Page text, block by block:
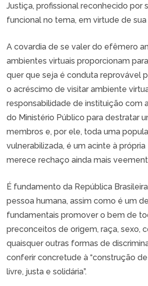
Justiça, profissional reconhecido por
funcional no tema, em virtude de
A covardia de se valer do efêmero
ambientes virtuais proporcionam
quer que seja é conduta reprovável
o acréscimo de visitar ambiente
responsabilidade de instituição com
do Ministério Público para destratar
membros e, por ele, toda uma
vulnerabilizada, é um acinte à
merece rechaço ainda mais
É fundamento da República
pessoa humana, assim como é um
fundamentais promover o bem de
preconceitos de origem, raça, sexo,
quaisquer outras formas de
conferir concretude à “construção
livre, justa e solidária”.